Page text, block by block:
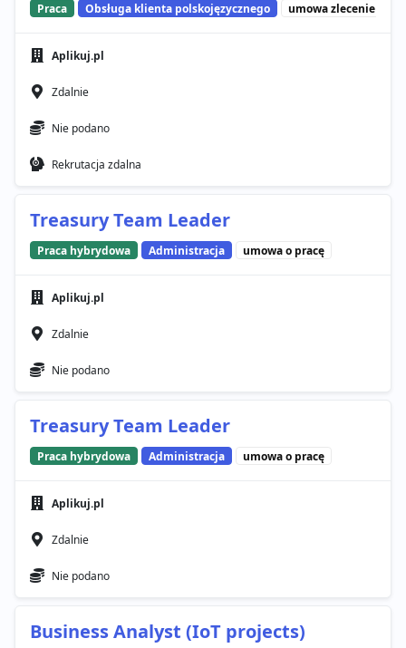
Praca Obsługa klienta polskojęzycznego umowa zlecenie
Aplikuj.pl
Zdalnie
Nie podano
Rekrutacja zdalna
Treasury Team Leader
Praca hybrydowa Administracja umowa o pracę
Aplikuj.pl
Zdalnie
Nie podano
Treasury Team Leader
Praca hybrydowa Administracja umowa o pracę
Aplikuj.pl
Zdalnie
Nie podano
Business Analyst (IoT projects)